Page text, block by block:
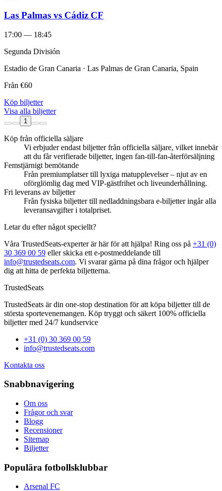
Las Palmas vs Cádiz CF
17:00 — 18:45
Segunda División
Estadio de Gran Canaria · Las Palmas de Gran Canaria, Spain
Från €60
Köp biljetter
Visa alla biljetter
1
Köp från officiella säljare
Vi erbjuder endast biljetter från officiella säljare, vilket innebär
att du får verifierade biljetter, ingen fan‑till‑fan‑återförsäljning
Femstjärnigt bemötande
Från premiumplatser till lyxiga matupplevelser – njut av en
oförglömlig dag med VIP‑gästfrihet och liveunderhållning.
Fri leverans av biljetter
Från fysiska biljetter till nedladdningsbara e‑biljetter ingår alla
leveransavgifter i totalpriset.
Letar du efter något speciellt?
Våra TrustedSeats‑experter är här för att hjälpa! Ring oss på +31 (0)
30 369 00 59 eller skicka ett e‑postmeddelande till
info@trustedseats.com. Vi svarar gärna på dina frågor och hjälper
dig att hitta de perfekta biljetterna.
TrustedSeats
TrustedSeats är din one-stop destination för att köpa biljetter till de
största sportevenemangen. Köp tryggt och säkert 100% officiella
biljetter med 24/7 kundservice
+31 (0) 30 369 00 59
info@trustedseats.com
Kontakta oss
Snabbnavigering
Om oss
Frågor och svar
Blogg
Recensioner
Sitemap
Biljetter
Populära fotbollsklubbar
Arsenal FC